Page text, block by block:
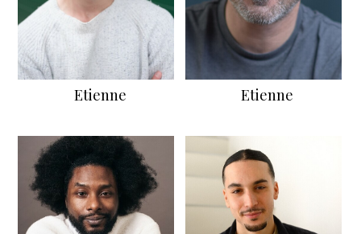
Etienne Etienne